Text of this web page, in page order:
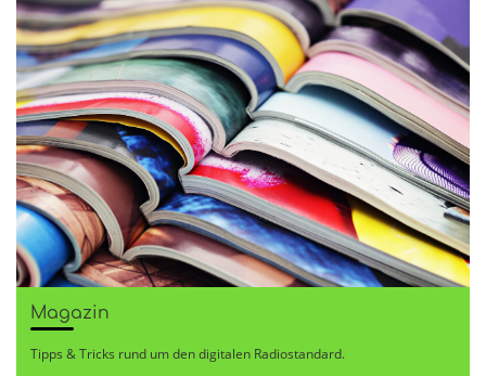
Magazin
Tipps & Tricks rund um den digitalen Radiostandard.